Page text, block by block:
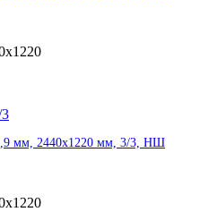
мм, 2440x1220 мм, 3/3, НШ